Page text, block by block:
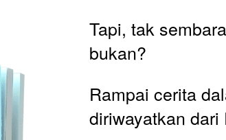
Tapi, tak
bukan?
Rampai cerita
diriwayatkan